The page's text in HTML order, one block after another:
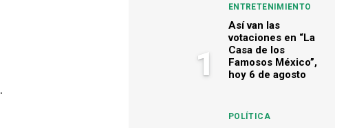
.
1
ENTRETENIMIENTO
Así van las
votaciones en “La
Casa de los
Famosos México”,
hoy 6 de agosto
POLÍTICA